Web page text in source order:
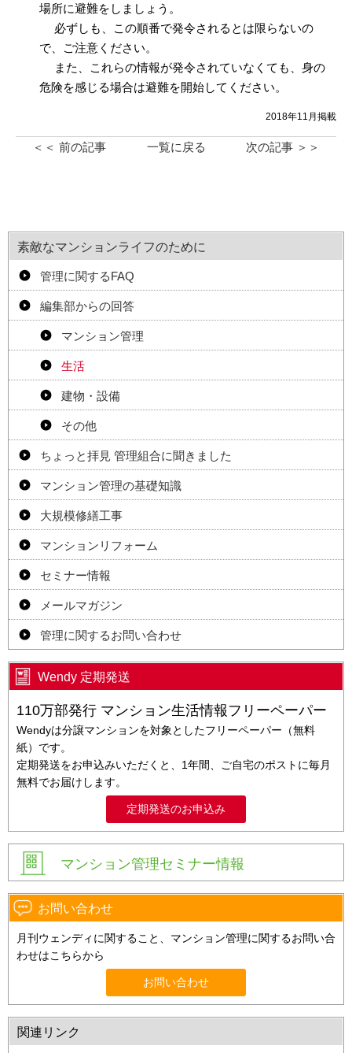
場所に避難をしましょう。
必ずしも、この順番で発令されるとは限らないの
で、ご注意ください。
また、これらの情報が発令されていなくても、身の
危険を感じる場合は避難を開始してください。
2018年11月掲載
＜＜ 前の記事 一覧に戻る 次の記事 ＞＞
素敵なマンションライフのために
管理に関するFAQ
編集部からの回答
マンション管理
生活
建物・設備
その他
ちょっと拝見 管理組合に聞きました
マンション管理の基礎知識
大規模修繕工事
マンションリフォーム
セミナー情報
メールマガジン
管理に関するお問い合わせ
Wendy 定期発送
110万部発行 マンション生活情報フリーペーパー
Wendyは分譲マンションを対象としたフリーペーパー（無料
紙）です。
定期発送をお申込みいただくと、1年間、ご自宅のポストに毎月
無料でお届けします。
定期発送のお申込み
マンション管理セミナー情報
お問い合わせ
月刊ウェンディに関すること、マンション管理に関するお問い合
わせはこちらから
お問い合わせ
関連リンク